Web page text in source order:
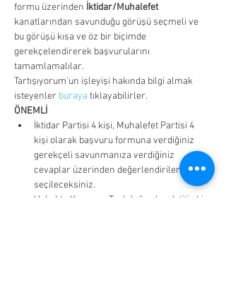
formu üzerinden İktidar/Muhalefet
kanatlarından savunduğu görüşü seçmeli ve
bu görüşü kısa ve öz bir biçimde
gerekçelendirerek başvurularını
tamamlamalılar.
Tartışıyorum'un işleyişi hakında bilgi almak
isteyenler buraya tıklayabilirler.
ÖNEMLİ
İktidar Partisi 4 kişi, Muhalefet Partisi 4
kişi olarak başvuru formuna verdiğiniz
gerekçeli savunmanıza verdiğiniz
cevaplar üzerinden değerlendirilerek
seçileceksiniz.
Hukukta Kazanım Topluluğu olarak titiz bir